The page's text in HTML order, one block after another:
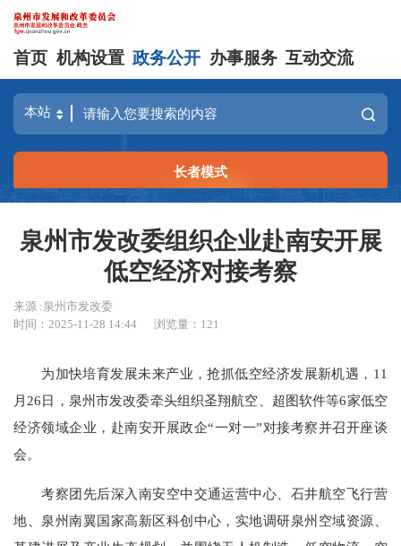
首页 机构设置 政务公开 办事服务 互动交流
长者模式
泉州市发改委组织企业赴南安开展
低空经济对接考察
来源 :泉州市发改委
时间：2025-11-28 14:44
浏览量： 121
为加快培育发展未来产业，抢抓低空经济发展新机遇，11
月26日，泉州市发改委牵头组织圣翔航空、超图软件等6家低空
经济领域企业，赴南安开展政企“一对一”对接考察并召开座谈
会。
考察团先后深入南安空中交通运营中心、石井航空飞行营
地、泉州南翼国家高新区科创中心，实地调研泉州空域资源、